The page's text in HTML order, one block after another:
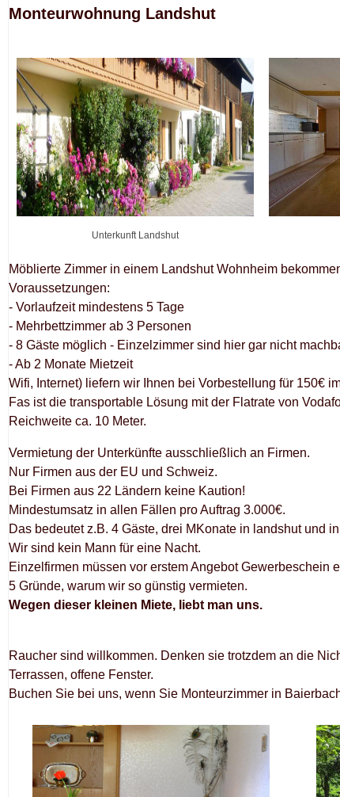
Monteurwohnung Landshut
Unterkunft Landshut
Möblierte Zimmer in einem Landshut Wohnheim
Voraussetzungen:
- Vorlaufzeit mindestens 5 Tage
- Mehrbettzimmer ab 3 Personen
- 8 Gäste möglich - Einzelzimmer sind hier gar nicht
- Ab 2 Monate Mietzeit
Wifi, Internet) liefern wir Ihnen bei Vorbestellung für 150€
Fas ist die transportable Lösung mit der Flatrate von
Reichweite ca. 10 Meter.
Vermietung der Unterkünfte ausschließlich an Firmen.
Nur Firmen aus der EU und Schweiz.
Bei Firmen aus 22 Ländern keine Kaution!
Mindestumsatz in allen Fällen pro Auftrag 3.000€.
Das bedeutet z.B. 4 Gäste, drei MKonate in landshut und
Wir sind kein Mann für eine Nacht.
Einzelfirmen müssen vor erstem Angebot Gewerbeschein
5 Gründe, warum wir so günstig vermieten.
Wegen dieser kleinen Miete, liebt man uns.
Raucher sind willkommen. Denken sie trotzdem an die
Terrassen, offene Fenster.
Buchen Sie bei uns, wenn Sie Monteurzimmer in